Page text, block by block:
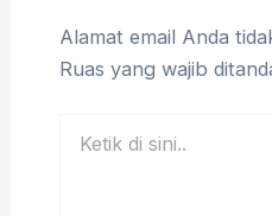
Alamat email Anda
Ruas yang wajib